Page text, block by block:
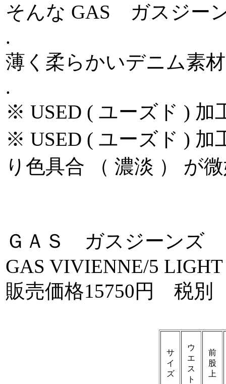
そんな GAS ガスジー
.
薄く柔らかいデニム素
.
※ USED ( ユーズド ) 加
※ USED ( ユーズド ) 加
り色具合 （ 濃淡 ） が
ＧＡＳ ガスジーンズ
GAS VIVIENNE/5
販売価格15750円 税
サ
イ
ズ
ウ
エ
ス
ト
前
股
上